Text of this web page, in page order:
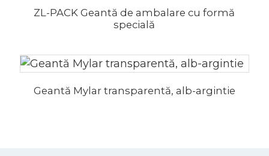
ZL-PACK Geantă de ambalare cu formă
specială
Geantă Mylar transparentă, alb-argintie